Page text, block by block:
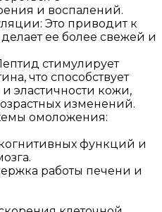
и воспалений.
Это приводит к
ее более свежей и
стимулирует
что способствует
эластичности кожи,
изменений.
омоложения:
функций и
работы печени и